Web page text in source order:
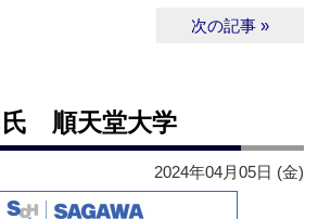
次の記事 »
氏 順天堂大学
2024年04月05日 (金)